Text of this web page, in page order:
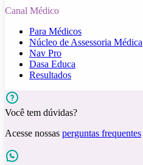
Canal Médico
Para Médicos
Núcleo de Assessoria Médica
Nav Pro
Dasa Educa
Resultados
Você tem dúvidas?
Acesse nossas perguntas frequentes